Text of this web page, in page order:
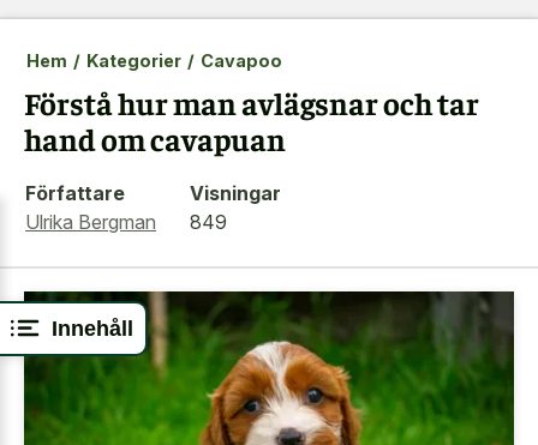
Innehåll
Hem / Kategorier / Cavapoo
Förstå hur man avlägsnar och tar
hand om cavapuan
Författare
Ulrika Bergman
Visningar
849